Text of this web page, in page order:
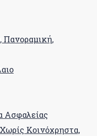
Πανοραμική,
Ασφαλείας
Κοινόχρηστα,